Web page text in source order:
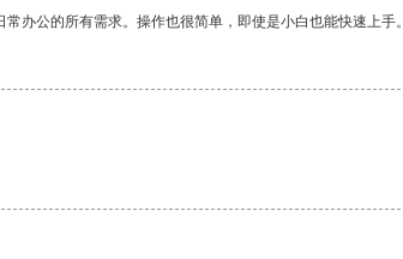
办公的所有需求。操作也很简单，即使是小白也能快速上手。